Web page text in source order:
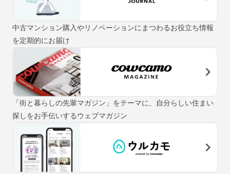
中古マンション購入やリノベーションにまつわるお役立ち情報
を定期的にお届け
「街と暮らしの先輩マガジン」をテーマに、自分らしい住まい
探しをお手伝いするウェブマガジン